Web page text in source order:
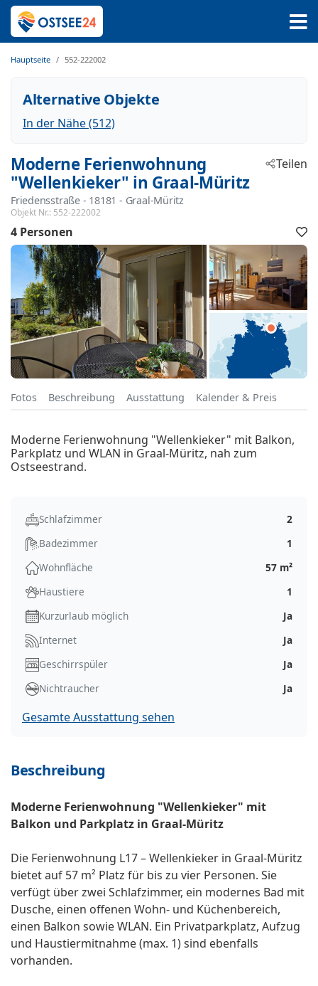
Hauptseite 552-222002
Alternative Objekte
In der Nähe (512)
Moderne Ferienwohnung
"Wellenkieker" in Graal-Müritz
Friedensstraße - 18181 - Graal-Müritz
Objekt Nr.: 552-222002
Teilen
4 Personen
Fotos Beschreibung Ausstattung Kalender & Preis
Moderne Ferienwohnung "Wellenkieker" mit Balkon,
Parkplatz und WLAN in Graal-Müritz, nah zum
Ostseestrand.
Schlafzimmer
2
Badezimmer
1
Wohnfläche
57 m²
Haustiere
1
Kurzurlaub möglich
Ja
Internet
Ja
Geschirrspüler
Ja
Nichtraucher
Ja
Gesamte Ausstattung sehen
Beschreibung
Moderne Ferienwohnung "Wellenkieker" mit
Balkon und Parkplatz in Graal-Müritz
Die Ferienwohnung L17 – Wellenkieker in Graal-Müritz
bietet auf 57 m² Platz für bis zu vier Personen. Sie
verfügt über zwei Schlafzimmer, ein modernes Bad mit
Dusche, einen offenen Wohn- und Küchenbereich,
einen Balkon sowie WLAN. Ein Privatparkplatz, Aufzug
und Haustiermitnahme (max. 1) sind ebenfalls
vorhanden.